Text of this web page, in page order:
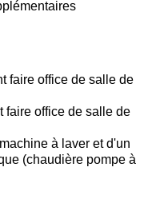
faire office de salle de
faire office de salle de
à laver et d'un
(chaudière pompe à